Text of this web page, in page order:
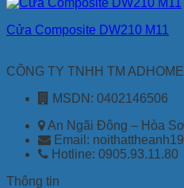
Cửa Composite DW210 M11
CÔNG TY TNHH TM ADHOME
MSDN: 0402146506
An Ngãi Đông – Hòa
Email:
Hotline: 0905.93.11.80
Thông tin